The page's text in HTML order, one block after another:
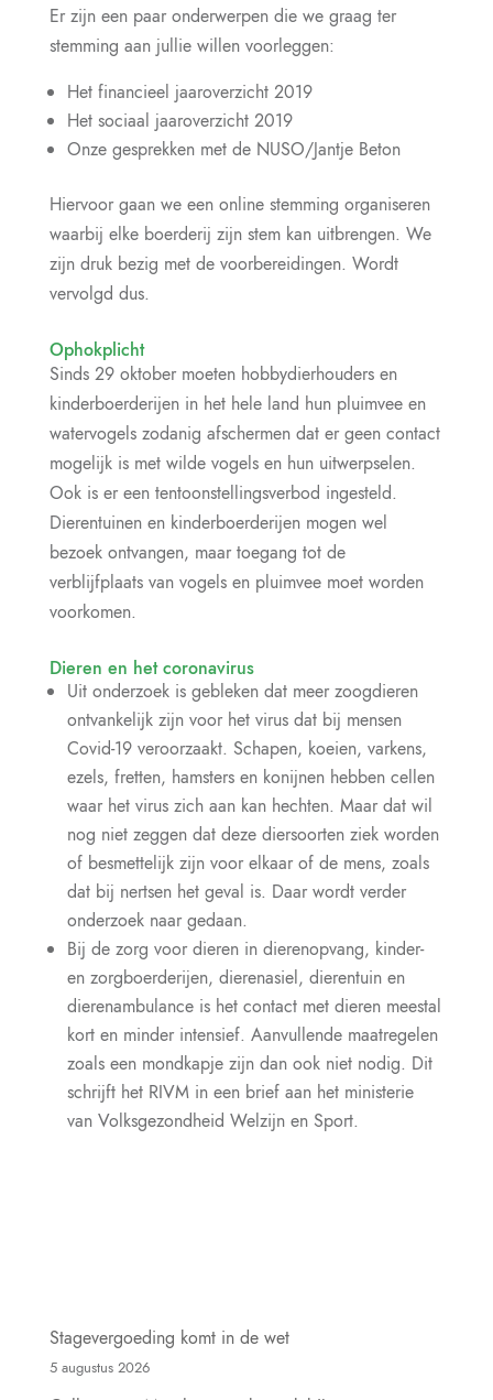
Er zijn een paar onderwerpen die we graag ter
stemming aan jullie willen voorleggen:
Het financieel jaaroverzicht 2019
Het sociaal jaaroverzicht 2019
Onze gesprekken met de NUSO/Jantje Beton
Hiervoor gaan we een online stemming organiseren
waarbij elke boerderij zijn stem kan uitbrengen. We
zijn druk bezig met de voorbereidingen. Wordt
vervolgd dus.
Ophokplicht
Sinds 29 oktober moeten hobbydierhouders en
kinderboerderijen in het hele land hun pluimvee en
watervogels zodanig afschermen dat er geen contact
mogelijk is met wilde vogels en hun uitwerpselen.
Ook is er een tentoonstellingsverbod ingesteld.
Dierentuinen en kinderboerderijen mogen wel
bezoek ontvangen, maar toegang tot de
verblijfplaats van vogels en pluimvee moet worden
voorkomen.
Dieren en het coronavirus
Uit onderzoek is gebleken dat meer zoogdieren
ontvankelijk zijn voor het virus dat bij mensen
Covid-19 veroorzaakt. Schapen, koeien, varkens,
ezels, fretten, hamsters en konijnen hebben cellen
waar het virus zich aan kan hechten. Maar dat wil
nog niet zeggen dat deze diersoorten ziek worden
of besmettelijk zijn voor elkaar of de mens, zoals
dat bij nertsen het geval is. Daar wordt verder
onderzoek naar gedaan.
Bij de zorg voor dieren in dierenopvang, kinder-
en zorgboerderijen, dierenasiel, dierentuin en
dierenambulance is het contact met dieren meestal
kort en minder intensief. Aanvullende maatregelen
zoals een mondkapje zijn dan ook niet nodig. Dit
schrijft het RIVM in een brief aan het ministerie
van Volksgezondheid Welzijn en Sport.
Stagevergoeding komt in de wet
5 augustus 2026